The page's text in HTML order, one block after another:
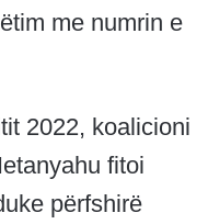
me numrin e
2022, koalicioni
fitoi
përfshirë